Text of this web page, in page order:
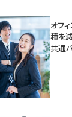
オフ
積を
共通